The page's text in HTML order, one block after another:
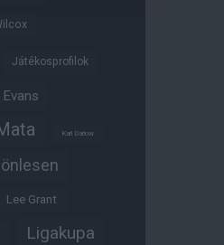
Játékosprofilok
Karl Darlow
Lee Grant
Ligakupa